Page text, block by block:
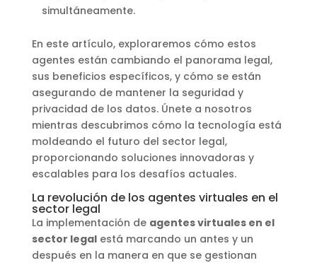
simultáneamente.
En este artículo, exploraremos cómo estos
agentes están cambiando el panorama legal,
sus beneficios específicos, y cómo se están
asegurando de mantener la seguridad y
privacidad de los datos. Únete a nosotros
mientras descubrimos cómo la tecnología está
moldeando el futuro del sector legal,
proporcionando soluciones innovadoras y
escalables para los desafíos actuales.
La revolución de los agentes virtuales en el
sector legal
La implementación de agentes virtuales en el
sector legalestá marcando un antes y un
después en la manera en que se gestionan